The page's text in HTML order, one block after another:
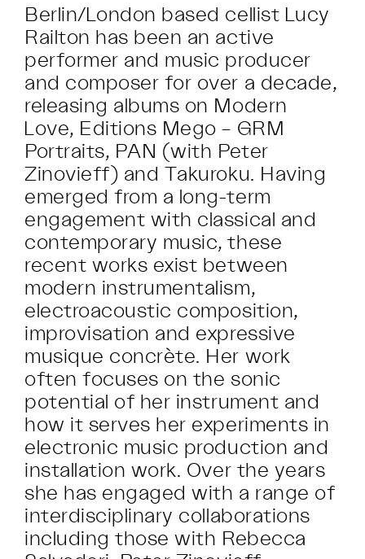
Berlin/London based cellist Lucy
Railton has been an active
performer and music producer
and composer for over a decade,
releasing albums on Modern
Love, Editions Mego – GRM
Portraits, PAN (with Peter
Zinovieff) and Takuroku. Having
emerged from a long-term
engagement with classical and
contemporary music, these
recent works exist between
modern instrumentalism,
electroacoustic composition,
improvisation and expressive
musique concrète. Her work
often focuses on the sonic
potential of her instrument and
how it serves her experiments in
electronic music production and
installation work. Over the years
she has engaged with a range of
interdisciplinary collaborations
including those with Rebecca